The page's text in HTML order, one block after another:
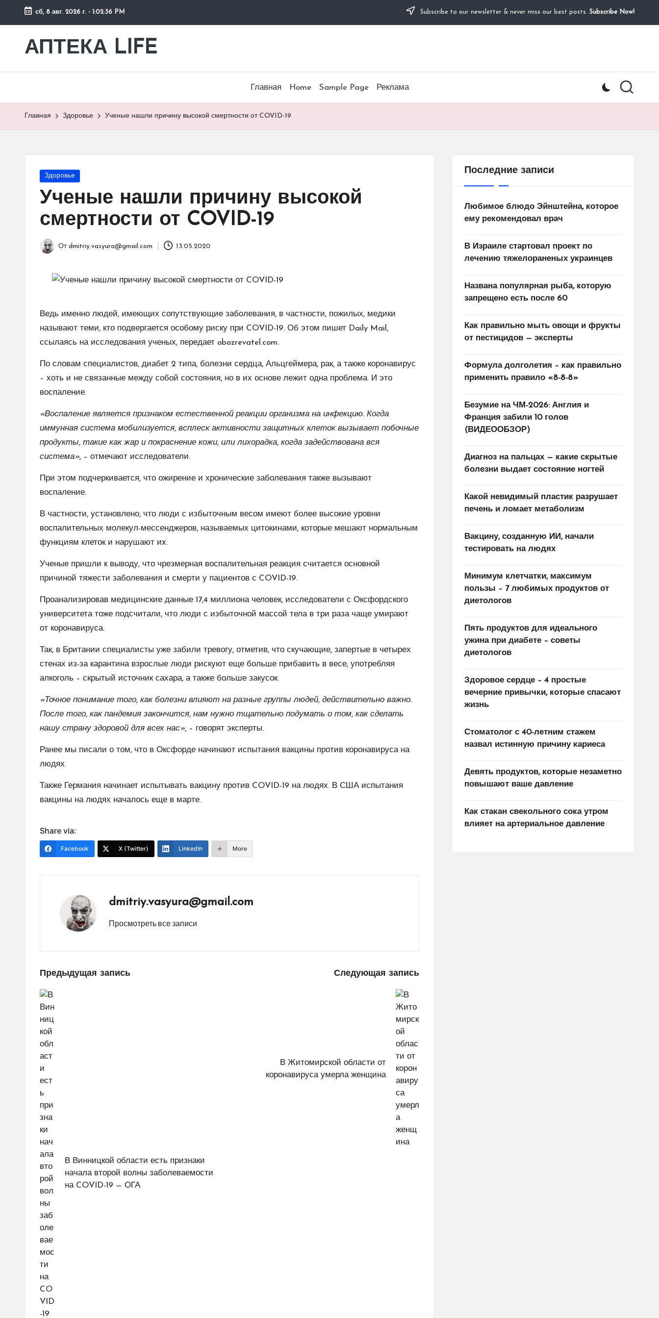
Перейти
содержимому
сб, 8 авг. 2026 г. - 1:02:37 PM Subscribe to our newsletter & never miss our best posts. Subscribe Now!
АПТЕКА LIFE
сайт
Главная Home Sample Page Реклама
Главная Здоровье Ученые нашли причину высокой смертности от COVID-19
Опубликовано
Здоровье
Ученые нашли причину высокой
смертности от COVID-19
Запись
От dmitriy.vasyura@gmail.com 13.05.2020
Ведь именно людей, имеющих сопутствующие заболевания, в частности, пожилых, медики
называют теми, кто подвергается особому риску при COVID-19. Об этом пишет Daily Mail,
ссылаясь на исследования ученых, передает obozrevatel.com.
По словам специалистов, диабет 2 типа, болезни сердца, Альцгеймера, рак, а также коронавирус
– хоть и не связанные между собой состояния, но в их основе лежит одна проблема. И это
воспаление.
«Воспаление является признаком естественной реакции организма на инфекцию. Когда
иммунная система мобилизуется, всплеск активности защитных клеток вызывает побочные
продукты, такие как жар и покраснение кожи, или лихорадка, когда задействована вся
система», – отмечают исследователи.
При этом подчеркивается, что ожирение и хронические заболевания также вызывают
воспаление.
В частности, установлено, что люди с избыточным весом имеют более высокие уровни
воспалительных молекул-мессенджеров, называемых цитокинами, которые мешают нормальным
функциям клеток и нарушают их.
Ученые пришли к выводу, что чрезмерная воспалительная реакция считается основной
причиной тяжести заболевания и смерти у пациентов с COVID-19.
Проанализировав медицинские данные 17,4 миллиона человек, исследователи с Оксфордского
университета тоже подсчитали, что люди с избыточной массой тела в три раза чаще умирают
от коронавируса.
Так, в Британии специалисты уже забили тревогу, отметив, что скучающие, запертые в четырех
стенах из-за карантина взрослые люди рискуют еще больше прибавить в весе, употребляя
алкоголь – скрытый источник сахара, а также больше закусок.
«Точное понимание того, как болезни влияют на разные группы людей, действительно важно.
После того, как пандемия закончится, нам нужно тщательно подумать о том, как сделать
нашу страну здоровой для всех нас», – говорят эксперты.
Ранее мы писали о том, что в Оксфорде начинают испытания вакцины против коронавируса на
людях.
Также Германия начинает испытывать вакцину против COVID-19 на людях. В США испытания
вакцины на людях началось еще в марте.
Share via:
Facebook X (Twitter) LinkedIn More
dmitriy.vasyura@gmail.com
Просмотреть все записи
Навигация
по
записям
Предыдущая запись
В Винницкой области есть признаки
начала второй волны заболеваемости
на COVID-19 — ОГА
Следующая запись
В Житомирской области от
коронавируса умерла женщина
Последние записи
Любимое блюдо Эйнштейна, которое
ему рекомендовал врач
В Израиле стартовал проект по
лечению тяжелораненых украинцев
Названа популярная рыба, которую
запрещено есть после 60
Как правильно мыть овощи и фрукты
от пестицидов — эксперты
Формула долголетия – как правильно
применить правило «8-8-8»
Безумие на ЧМ-2026: Англия и
Франция забили 10 голов
(ВИДЕООБЗОР)
Диагноз на пальцах — какие скрытые
болезни выдает состояние ногтей
Какой невидимый пластик разрушает
печень и ломает метаболизм
Вакцину, созданную ИИ, начали
тестировать на людях
Минимум клетчатки, максимум
пользы – 7 любимых продуктов от
диетологов
Пять продуктов для идеального
ужина при диабете – советы
диетологов
Здоровое сердце – 4 простые
вечерние привычки, которые спасают
жизнь
Стоматолог с 40-летним стажем
назвал истинную причину кариеса
Девять продуктов, которые незаметно
повышают ваше давление
Как стакан свекольного сока утром
влияет на артериальное давление